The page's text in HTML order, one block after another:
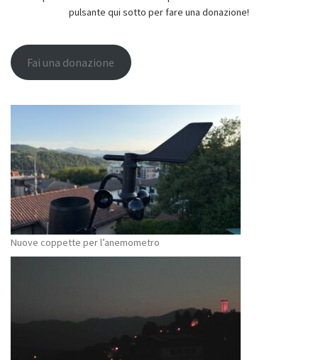
pulsante qui sotto per fare una donazione!
Fai una donazione
Nuove coppette per l’anemometro